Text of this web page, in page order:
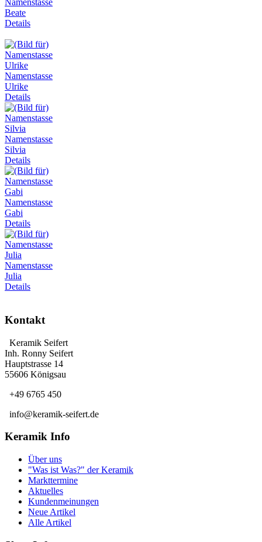
Namenstasse
Beate
Details
Namenstasse
Ulrike
Details
Namenstasse
Silvia
Details
Namenstasse
Gabi
Details
Namenstasse
Julia
Details
Kontakt
Keramik Seifert
Inh. Ronny Seifert
Hauptstrasse 14
55606 Königsau
+49 6765 450
info@keramik-seifert.de
Keramik Info
Über uns
"Was ist Was?" der Keramik
Markttermine
Aktuelles
Kundenmeinungen
Neue Artikel
Alle Artikel